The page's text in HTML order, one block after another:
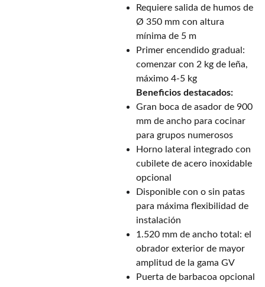
Requiere salida de humos de
Ø 350 mm con altura
mínima de 5 m
Primer encendido gradual:
comenzar con 2 kg de leña,
máximo 4-5 kg
Beneficios destacados:
Gran boca de asador de 900
mm de ancho para cocinar
para grupos numerosos
Horno lateral integrado con
cubilete de acero inoxidable
opcional
Disponible con o sin patas
para máxima flexibilidad de
instalación
1.520 mm de ancho total: el
obrador exterior de mayor
amplitud de la gama GV
Puerta de barbacoa opcional